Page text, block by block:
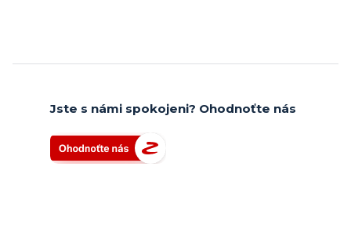
Jste s námi spokojeni? Ohodnoťte nás